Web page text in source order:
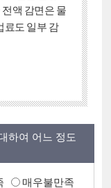
액 감면은 물
료도 일부 감
하여 어느 정도
매우불만족